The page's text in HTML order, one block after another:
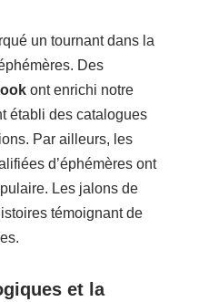
un tournant dans la
Des
ont enrichi notre
établi des catalogues
Par ailleurs, les
d’éphémères ont
Les jalons de
témoignant de
et la